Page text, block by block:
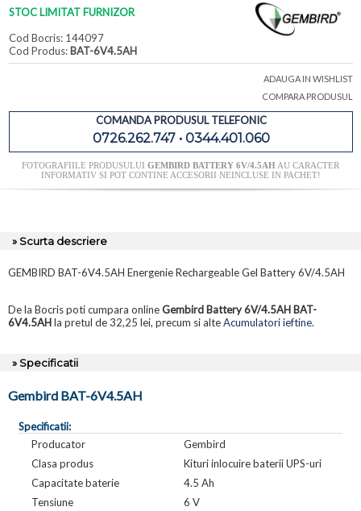
STOC LIMITAT FURNIZOR
Cod Bocris: 144097
Cod Produs: BAT-6V4.5AH
ADAUGA IN WISHLIST
COMPARA PRODUSUL
COMANDA PRODUSUL TELEFONIC
0726.262.747 • 0344.401.060
FOTOGRAFIILE PRODUSULUI GEMBIRD BATTERY 6V/4.5AH AU CARACTER
INFORMATIV SI POT CONTINE ACCESORII NEINCLUSE IN PACHET!
» Scurta descriere
GEMBIRD BAT-6V4.5AH Energenie Rechargeable Gel Battery 6V/4.5AH
De la Bocris poti cumpara onlineGembird Battery 6V/4.5AH BAT-
6V4.5AHla pretul de 32,25 lei, precum si alteAcumulatori ieftine.
» Specificatii
Gembird BAT-6V4.5AH
Specificatii:
Producator
Gembird
Clasa produs
Kituri inlocuire baterii UPS-uri
Capacitate baterie
4.5 Ah
Tensiune
6 V